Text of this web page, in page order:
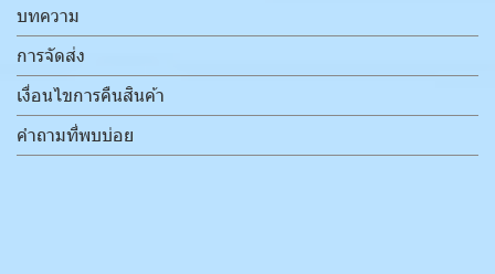
บทความ
การจัดส่ง
เงื่อนไขการคืนสินค้า
คำถามที่พบบ่อย